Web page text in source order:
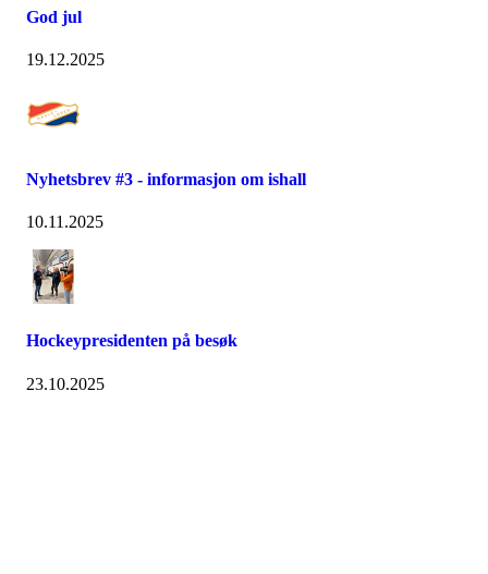
God jul
19.12.2025
Nyhetsbrev #3 - informasjon om ishall
10.11.2025
Hockeypresidenten på besøk
23.10.2025